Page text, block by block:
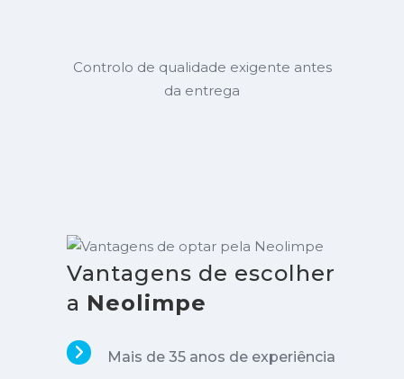
Controlo de qualidade exigente antes
da entrega
Vantagens de escolher
a Neolimpe
Mais de 35 anos de experiência